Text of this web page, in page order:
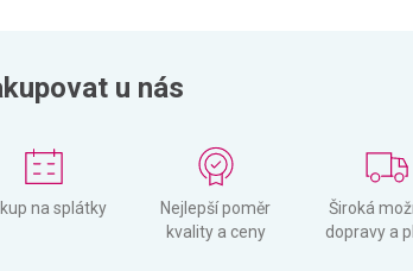
u nás
na splátky
Nejlepší poměr
kvality a ceny
Široká
dopravy a